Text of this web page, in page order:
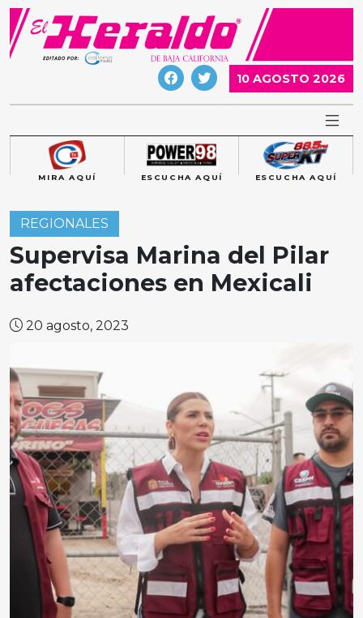
Skip
content
10 AGOSTO 2026
MIRA AQUÍ ESCUCHA AQUÍ ESCUCHA AQUÍ
REGIONALES
Supervisa Marina del Pilar
afectaciones en Mexicali
20 agosto, 2023